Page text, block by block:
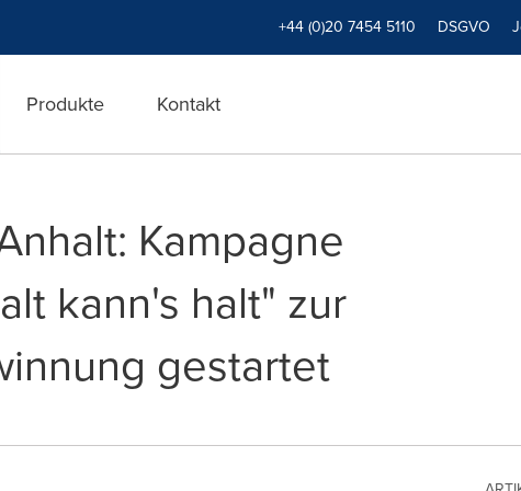
+44 (0)20 7454 5110 DSGVO
Produkte Kontakt
Kampagne
kann's halt" zur
gestartet